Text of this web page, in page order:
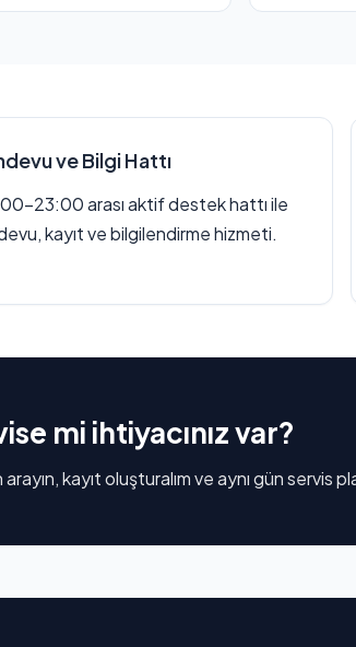
ve Bilgi Hattı
arası aktif destek hattı ile
kayıt ve bilgilendirme hizmeti.
mi ihtiyacınız var?
kayıt oluşturalım ve aynı gün servis